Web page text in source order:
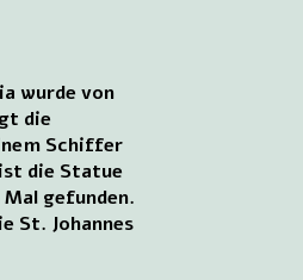
wurde von
die
Schiffer
die Statue
gefunden.
St. Johannes